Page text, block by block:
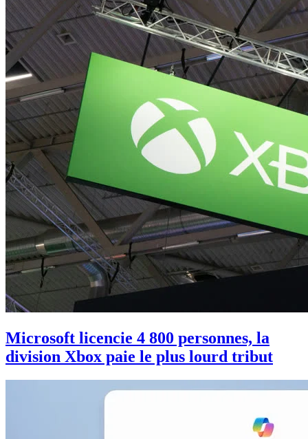
Microsoft licencie 4 800 personnes, la
division Xbox paie le plus lourd tribut